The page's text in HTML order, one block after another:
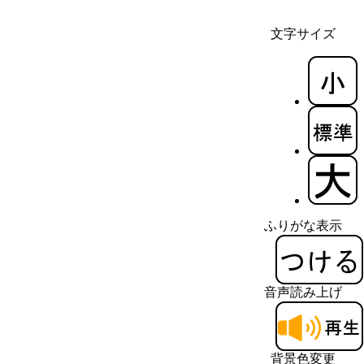
文字サイズ
ふりがな表示
音声読み上げ
背景色変更